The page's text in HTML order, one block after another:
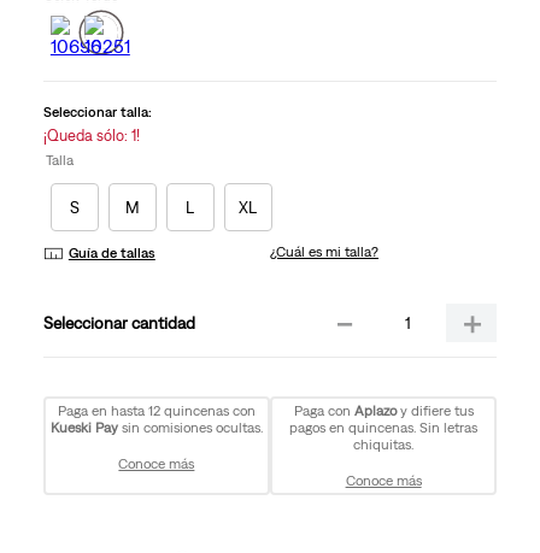
3
Reviews.
Enlace
página.
Seleccionar talla:
¡Queda sólo: 1!
Talla
S M L XL
Guía de tallas ¿Cuál es mi talla?
cantidad ＋
－
Paga en hasta 12 quincenas con
Kueski Paysin comisiones ocultas.
Conoce más
Paga con Aplazoy difiere tus
pagos en quincenas. Sin letras
chiquitas.
Conoce más